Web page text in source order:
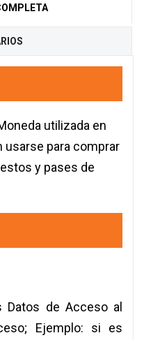
utilizada en
usarse para comprar
y pases de
Datos de Acceso al
Ejemplo: si es